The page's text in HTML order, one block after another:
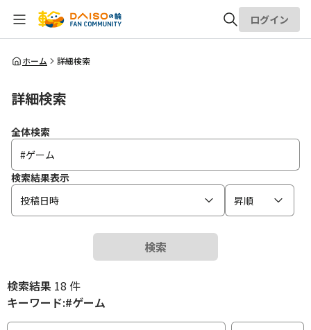
全体検索
ログイン
ホーム 詳細検索
詳細検索
全体検索
検索結果表示
投稿日時
昇順
検索
検索結果 18 件
キーワード:#ゲーム